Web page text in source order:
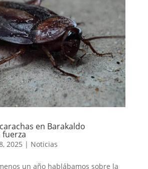
en Barakaldo
2025 | Noticias
un año hablábamos sobre la